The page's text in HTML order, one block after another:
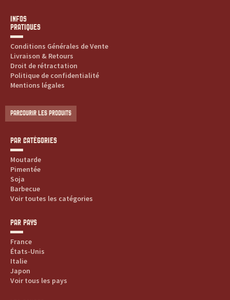
INFOS
PRATIQUES
Conditions Générales de Vente
Livraison & Retours
Droit de rétractation
Politique de confidentialité
Mentions légales
PARCOURIR LES PRODUITS
PAR CATÉGORIES
Moutarde
Pimentée
Soja
Barbecue
Voir toutes les catégories
PAR PAYS
France
États-Unis
Italie
Japon
Voir tous les pays